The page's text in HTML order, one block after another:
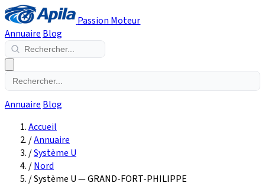
Passion Moteur
Annuaire Blog
Annuaire Blog
Accueil
/Annuaire
/Système U
/Nord
/Système U — GRAND-FORT-PHILIPPE